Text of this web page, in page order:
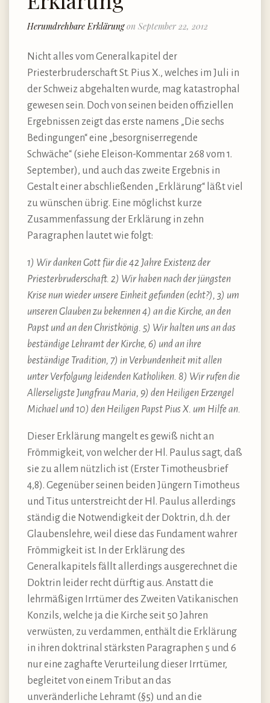
Herumdrehbare Erklärungon September 22, 2012
Nicht alles vom Generalkapitel der
Priesterbruderschaft St. Pius X., welches im Juli in
der Schweiz abgehalten wurde, mag katastrophal
gewesen sein. Doch von seinen beiden offiziellen
Ergebnissen zeigt das erste namens „Die sechs
Bedingungen“ eine „besorgniserregende
Schwäche“ (siehe Eleison-Kommentar 268 vom 1.
September), und auch das zweite Ergebnis in
Gestalt einer abschließenden „Erklärung“ läßt viel
zu wünschen übrig. Eine möglichst kurze
Zusammenfassung der Erklärung in zehn
Paragraphen lautet wie folgt:
1) Wir danken Gott für die 42 Jahre Existenz der
Priesterbruderschaft. 2) Wir haben nach der jüngsten
Krise nun wieder unsere Einheit gefunden (echt?), 3) um
unseren Glauben zu bekennen 4) an die Kirche, an den
Papst und an den Christkönig. 5) Wir halten uns an das
beständige Lehramt der Kirche, 6) und an ihre
beständige Tradition, 7) in Verbundenheit mit allen
unter Verfolgung leidenden Katholiken. 8) Wir rufen die
Allerseligste Jungfrau Maria, 9) den Heiligen Erzengel
Michael und 10) den Heiligen Papst Pius X. um Hilfe an.
Dieser Erklärung mangelt es gewiß nicht an
Frömmigkeit, von welcher der Hl. Paulus sagt, daß
sie zu allem nützlich ist (Erster Timotheusbrief
4,8). Gegenüber seinen beiden Jüngern Timotheus
und Titus unterstreicht der Hl. Paulus allerdings
ständig die Notwendigkeit der Doktrin, d.h. der
Glaubenslehre, weil diese das Fundament wahrer
Frömmigkeit ist. In der Erklärung des
Generalkapitels fällt allerdings ausgerechnet die
Doktrin leider recht dürftig aus. Anstatt die
lehrmäßigen Irrtümer des Zweiten Vatikanischen
Konzils, welche ja die Kirche seit 50 Jahren
verwüsten, zu verdammen, enthält die Erklärung
in ihren doktrinal stärksten Paragraphen 5 und 6
nur eine zaghafte Verurteilung dieser Irrtümer,
begleitet von einem Tribut an das
unveränderliche Lehramt (§5) und an die